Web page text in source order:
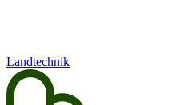
Landtechnik